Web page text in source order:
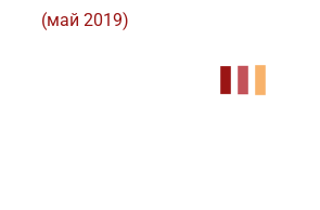
(май 2019)